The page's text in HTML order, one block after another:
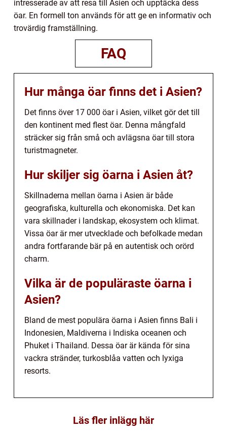
intresserade av att resa till Asien och upptäcka dess
öar. En formell ton används för att ge en informativ och
trovärdig framställning.
FAQ
Hur många öar finns det i Asien?
Det finns över 17 000 öar i Asien, vilket gör det till
den kontinent med flest öar. Denna mångfald
sträcker sig från små och avlägsna öar till stora
turistmagneter.
Hur skiljer sig öarna i Asien åt?
Skillnaderna mellan öarna i Asien är både
geografiska, kulturella och ekonomiska. Det kan
vara skillnader i landskap, ekosystem och klimat.
Vissa öar är mer utvecklade och befolkade medan
andra fortfarande bär på en autentisk och orörd
charm.
Vilka är de populäraste öarna i
Asien?
Bland de mest populära öarna i Asien finns Bali i
Indonesien, Maldiverna i Indiska oceanen och
Phuket i Thailand. Dessa öar är kända för sina
vackra stränder, turkosblåa vatten och lyxiga
resorts.
Läs fler inlägg här